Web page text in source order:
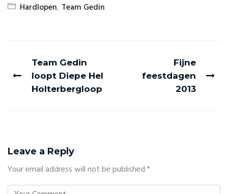
Hardlopen, Team Gedin
Team Gedin
loopt Diepe Hel
Holterbergloop
Fijne
feestdagen
2013
Leave a Reply
Your email address will not be published.*